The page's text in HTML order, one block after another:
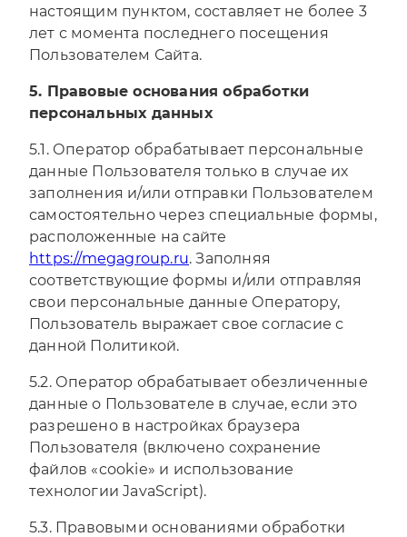
настоящим пунктом, составляет не более 3
лет с момента последнего посещения
Пользователем Сайта.
5. Правовые основания обработки
персональных данных
5.1. Оператор обрабатывает персональные
данные Пользователя только в случае их
заполнения и/или отправки Пользователем
самостоятельно через специальные формы,
расположенные на сайте
https://megagroup.ru. Заполняя
соответствующие формы и/или отправляя
свои персональные данные Оператору,
Пользователь выражает свое согласие с
данной Политикой.
5.2. Оператор обрабатывает обезличенные
данные о Пользователе в случае, если это
разрешено в настройках браузера
Пользователя (включено сохранение
файлов «cookie» и использование
технологии JavaScript).
5.3. Правовыми основаниями обработки